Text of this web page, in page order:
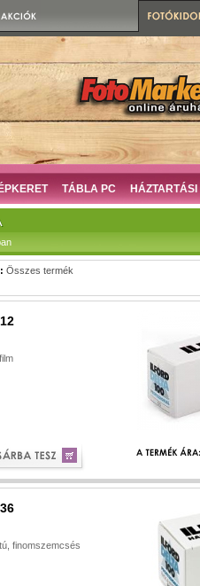
TÁBLA PC HÁZTARTÁSI
Összes termék
finomszemcsés